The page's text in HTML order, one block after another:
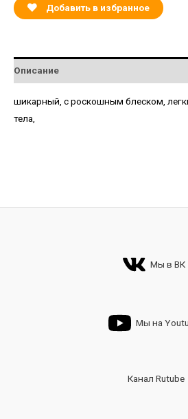
Добавить в избранное
Описание
шикарный, с роскошным блеском,
тела,
Мы в ВК
Мы на
Канал Rutube